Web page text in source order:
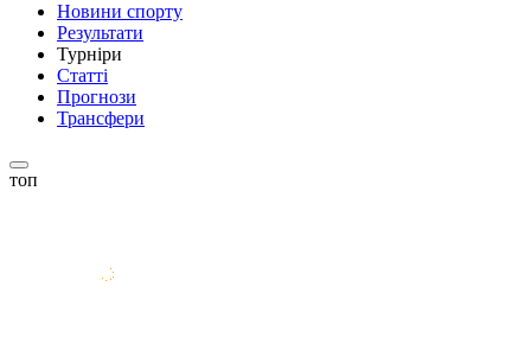
Новини спорту
Результати
Турніри
Статті
Прогнози
Трансфери
топ